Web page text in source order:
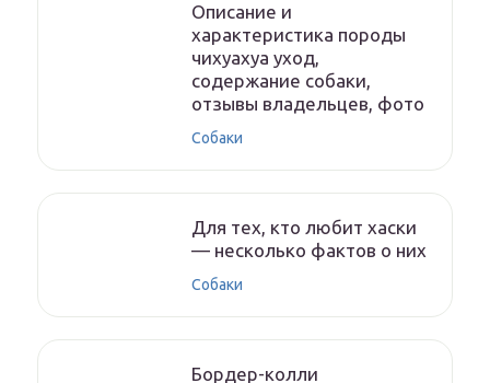
Описание и
характеристика породы
чихуахуа уход,
содержание собаки,
отзывы владельцев, фото
Собаки
Для тех, кто любит хаски
— несколько фактов о них
Собаки
Бордер-колли